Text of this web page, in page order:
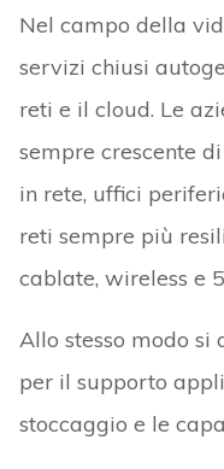
Nel campo della
servizi chiusi
reti e il cloud. Le
sempre crescente
in rete, uffici
reti sempre più
cablate, wireless e
Allo stesso modo si
per il supporto
stoccaggio e le